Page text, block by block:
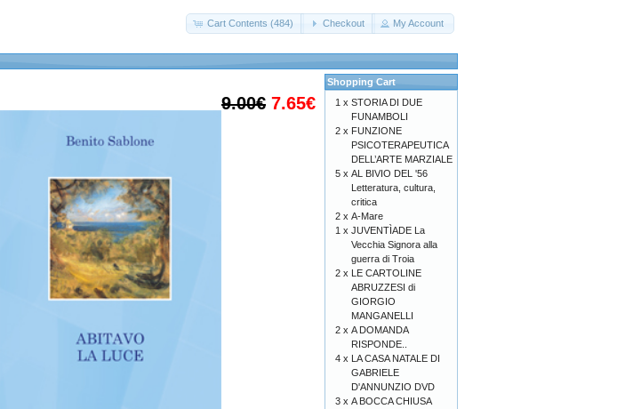
Cart Contents (484) Checkout My Account
9.00€ 7.65€
Shopping Cart
1 x STORIA DI DUE
FUNAMBOLI
2 x FUNZIONE
PSICOTERAPEUTICA
DELL’ARTE MARZIALE
5 x AL BIVIO DEL '56
Letteratura, cultura,
critica
2 x A-Mare
1 x JUVENTÌADE La
Vecchia Signora alla
guerra di Troia
2 x LE CARTOLINE
ABRUZZESI di
GIORGIO
MANGANELLI
2 x A DOMANDA
RISPONDE..
4 x LA CASA NATALE DI
GABRIELE
D'ANNUNZIO DVD
3 x A BOCCA CHIUSA